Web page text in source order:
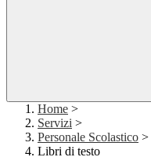
Home >
Servizi >
Personale Scolastico >
Libri di testo